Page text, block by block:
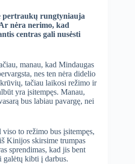
pertraukų rungtyniauja
nėra nerimo, kad
centras gali nusėsti
manau, kad Mindaugas
nes ten nėra didelio
tačiau laikosi režimo ir
yra įsitempęs. Manau,
bus labiau pavargę, nei
to režimo bus įsitempęs,
Kinijos skirsime trumpas
sprendimas, kad jis bent
galėtų kibti į darbus.